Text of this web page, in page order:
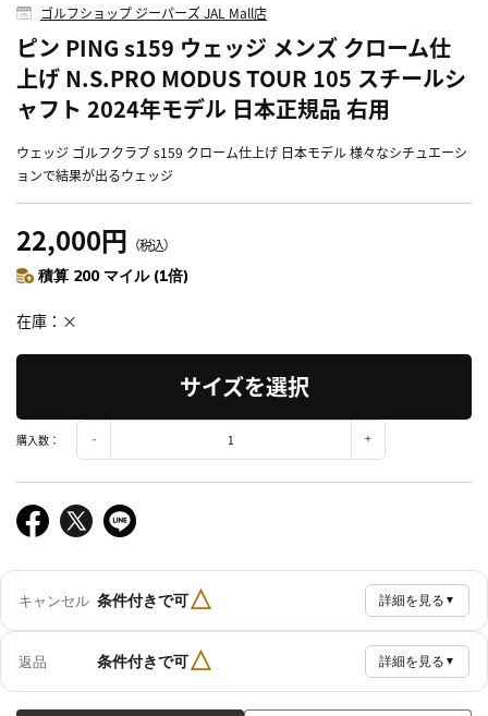
ゴルフショップ ジーパーズ JAL Mall店
ピン PING s159 ウェッジ メンズ クローム仕
上げ N.S.PRO MODUS TOUR 105 スチールシ
ャフト 2024年モデル 日本正規品 右用
ウェッジ ゴルフクラブ s159 クローム仕上げ 日本モデル 様々なシチュエーシ
ョンで結果が出るウェッジ
22,000円 （税込）
積算 200 マイル (1倍)
在庫 ×
サイズを選択
購入数：
キャンセル 条件付きで可△ 詳細を見る ▼
返品 条件付きで可△ 詳細を見る ▼